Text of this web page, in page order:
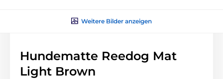
Weitere Bilder anzeigen
Hundematte Reedog Mat
Light Brown